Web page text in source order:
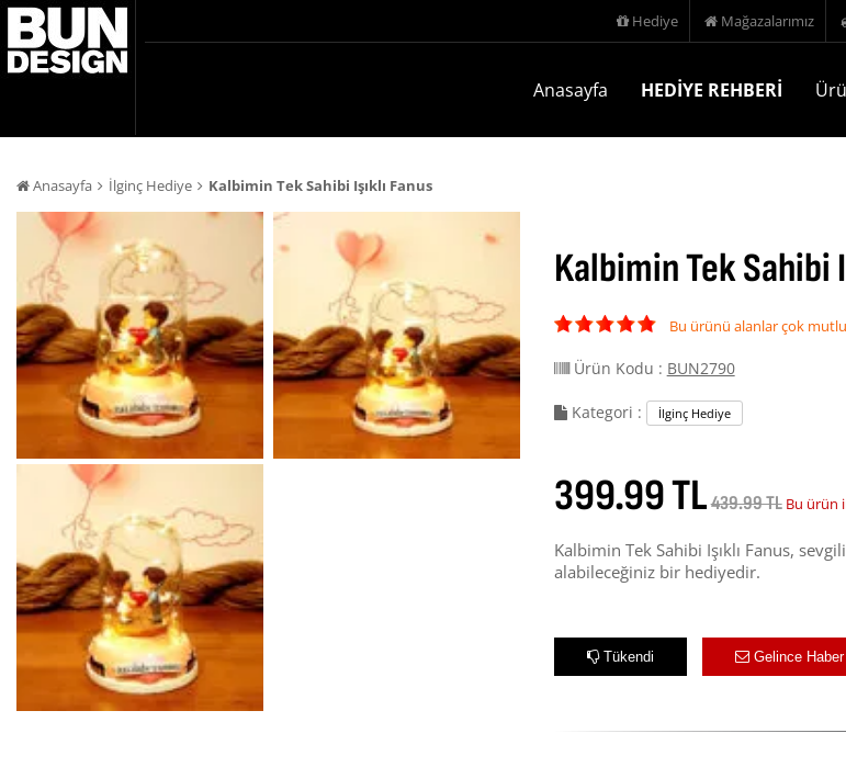
Hediye Mağazalarımız
Anasayfa HEDİYE REHBERİ
Anasayfa İlginç Hediye Kalbimin Tek Sahibi Işıklı Fanus
Kalbimin Tek Sahibi
Bu ürünü alanlar çok
Ürün Kodu : BUN2790
Kategori : İlginç Hediye
399.99 TL439.99 TL Bu ürün
Kalbimin Tek Sahibi Işıklı Fanus,
alabileceğiniz bir hediyedir.
Tükendi Gelince Haber